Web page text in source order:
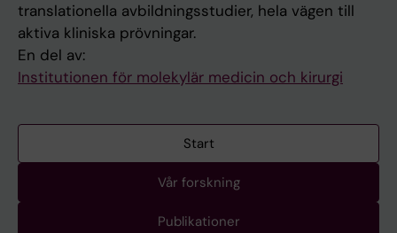
translationella avbildningsstudier, hela vägen till
aktiva kliniska prövningar.
En del av:
Institutionen för molekylär medicin och kirurgi
Start
Vår forskning
Publikationer